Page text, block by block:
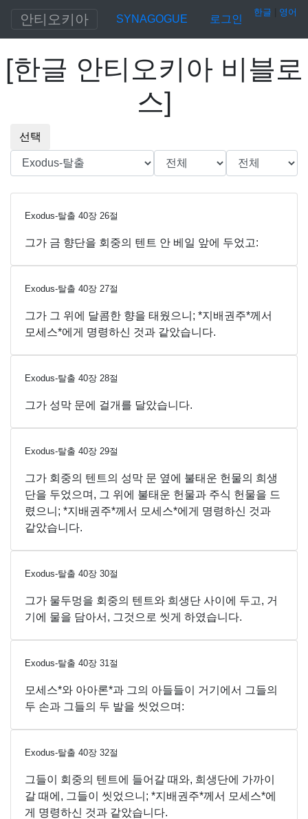
안티오키아 SYNAGOGUE 로그인
한글 영어
[한글 안티오키아 비블로
스]
선택
Exodus-탈출 40장 26절
그가 금 향단을 회중의 텐트 안 베일 앞에 두었고:
Exodus-탈출 40장 27절
그가 그 위에 달콤한 향을 태웠으니; *지배권주*께서
모세스*에게 명령하신 것과 같았습니다.
Exodus-탈출 40장 28절
그가 성막 문에 걸개를 달았습니다.
Exodus-탈출 40장 29절
그가 회중의 텐트의 성막 문 옆에 불태운 헌물의 희생
단을 두었으며, 그 위에 불태운 헌물과 주식 헌물을 드
렸으니; *지배권주*께서 모세스*에게 명령하신 것과
같았습니다.
Exodus-탈출 40장 30절
그가 물두멍을 회중의 텐트와 희생단 사이에 두고, 거
기에 물을 담아서, 그것으로 씻게 하였습니다.
Exodus-탈출 40장 31절
모세스*와 아아론*과 그의 아들들이 거기에서 그들의
두 손과 그들의 두 발을 씻었으며:
Exodus-탈출 40장 32절
그들이 회중의 텐트에 들어갈 때와, 희생단에 가까이
갈 때에, 그들이 씻었으니; *지배권주*께서 모세스*에
게 명령하신 것과 같았습니다.